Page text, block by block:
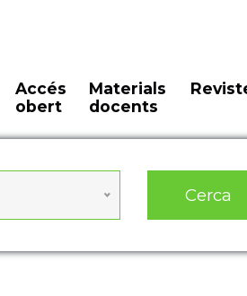
Accés
obert
Materials
docents
Cerca